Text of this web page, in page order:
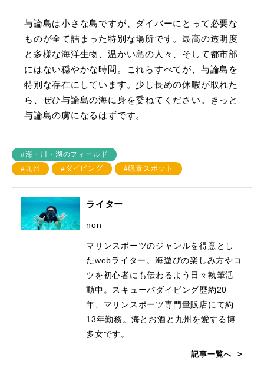
与論島は小さな島ですが、ダイバーにとって必要な
ものが全て詰まった特別な場所です。最高の透明度
と多様な海洋生物、温かい島の人々、そして都市部
にはない穏やかな時間。これらすべてが、与論島を
特別な存在にしています。少し長めの休暇が取れた
ら、ぜひ与論島の海に身を委ねてください。きっと
与論島の虜になるはずです。
#海・川・湖のフィールド
#九州
#ダイビング #絶景スポット
ライター
non
マリンスポーツのジャンルを得意とし
たwebライター。海遊びの楽しみ方やコ
ツを初心者にも伝わるよう日々執筆活
動中。スキューバダイビング歴約20
年、マリンスポーツ専門量販店にて約
13年勤務。海とお酒と九州を愛する博
多女です。
記事一覧へ